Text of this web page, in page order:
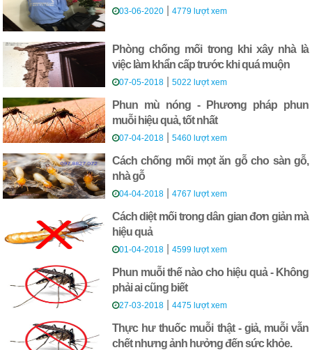
03-06-2020| 4779 lượt xem
Phòng chống mối trong khi xây nhà là
việc làm khẩn cấp trước khi quá muộn
07-05-2018| 5022 lượt xem
Phun mù nóng - Phương pháp phun
muỗi hiệu quả, tốt nhất
07-04-2018| 5460 lượt xem
Cách chống mối mọt ăn gỗ cho sàn gỗ,
nhà gỗ
04-04-2018| 4767 lượt xem
Cách diệt mối trong dân gian đơn giản mà
hiệu quả
01-04-2018| 4599 lượt xem
Phun muỗi thế nào cho hiệu quả - Không
phải ai cũng biết
27-03-2018| 4475 lượt xem
Thực hư thuốc muỗi thật - giả, muỗi vẫn
chết nhưng ảnh hưởng đến sức khỏe.